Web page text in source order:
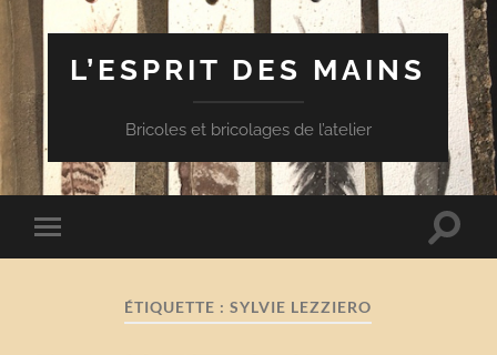
L’ESPRIT DES MAINS
Bricoles et bricolages de l’atelier
Toggle
mobile
Toggle
ÉTIQUETTE :SYLVIE LEZZIERO